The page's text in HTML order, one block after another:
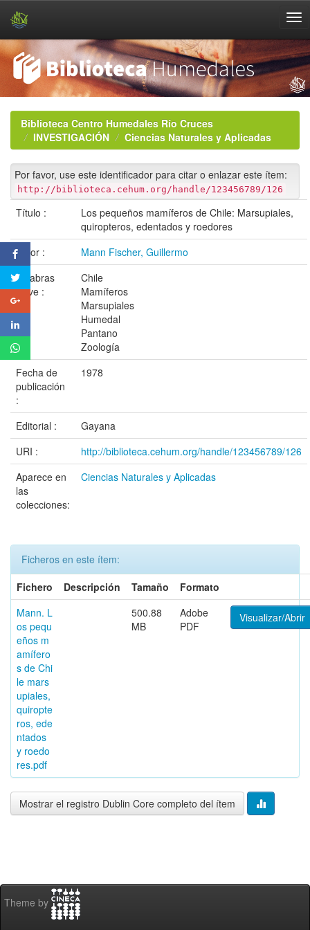
navigationBiblioteca Centro Humedales Río Cruces
INVESTIGACIÓN
Ciencias Naturales y Aplicadas
Por favor, use este identificador para citar o enlazar este ítem:
http://biblioteca.cehum.org/handle/123456789/126
Título :
Los pequeños mamíferos de Chile: Marsupiales,
quiropteros, edentados y roedores
Autor :
Mann Fischer, Guillermo
Palabras
clave :
Chile
Mamíferos
Marsupiales
Humedal
Pantano
Zoología
Fecha de
publicación
:
1978
Editorial :
Gayana
URI :
http://biblioteca.cehum.org/handle/123456789/126
Aparece en
las
colecciones:
Ciencias Naturales y Aplicadas
Ficheros en este ítem:
Fichero
Descripción Tamaño
Formato
Mann. L
os pequ
eños m
amífero
s de Chi
le mars
upiales,
quiropte
ros, ede
ntados
y roedo
res.pdf
500.88
MB
Adobe
PDF
Visualizar/Abrir
Mostrar el registro Dublin Core completo del ítem
Theme by